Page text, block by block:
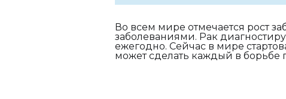
Во всем мире отмечается рост
заболеваниями. Рак
ежегодно. Сейчас в мире
может сделать каждый в борьбе